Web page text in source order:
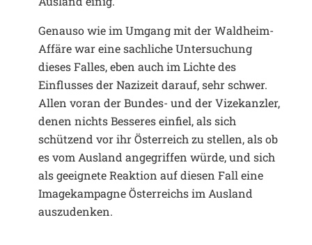
Genauso wie im Umgang mit der Waldheim-
Affäre war eine sachliche Untersuchung
dieses Falles, eben auch im Lichte des
Einflusses der Nazizeit darauf, sehr schwer.
Allen voran der Bundes- und der Vizekanzler,
denen nichts Besseres einfiel, als sich
schützend vor ihr Österreich zu stellen, als ob
es vom Ausland angegriffen würde, und sich
als geeignete Reaktion auf diesen Fall eine
Imagekampagne Österreichs im Ausland
auszudenken.